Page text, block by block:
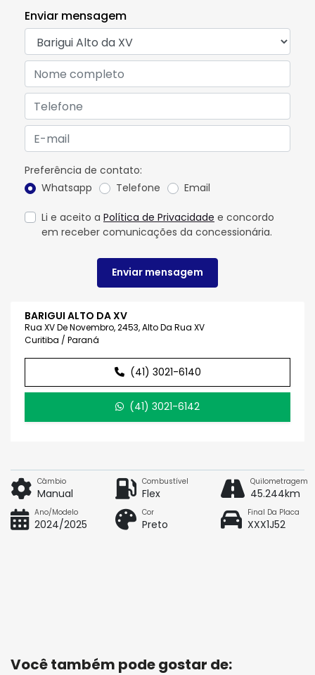
BARIGUI ALTO DA XV
Rua XV De Novembro, 2453, Alto Da Rua XV
Curitiba / Paraná
(41) 3021-6140
(41) 3021-6142
Enviar mensagem
Preferência de contato:
Whatsapp
Telefone Email
Li e aceito a Política de Privacidade e concordo
em receber comunicações da concessionária.
Enviar mensagem
Câmbio
Manual
Combustível
Flex
Quilometragem
45.244km
Ano/Modelo
2024/2025
Cor
Preto
Final Da Placa
XXX1J52
Você também pode gostar de: